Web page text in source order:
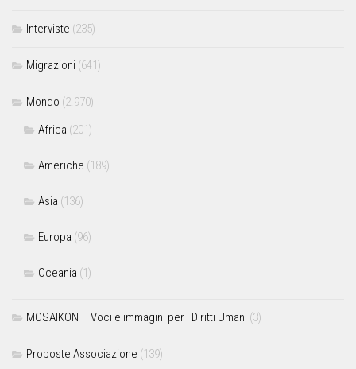
Interviste (235)
Migrazioni (641)
Mondo (2.970)
Africa (201)
Americhe (189)
Asia (136)
Europa (96)
Oceania (1)
MOSAIKON – Voci e immagini per i Diritti Umani (3)
Proposte Associazione (139)